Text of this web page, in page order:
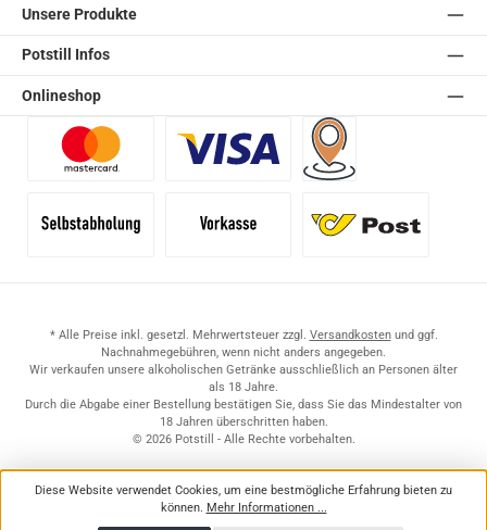
Unsere Produkte
Potstill Infos
Onlineshop
* Alle Preise inkl. gesetzl. Mehrwertsteuer zzgl. Versandkostenund ggf.
Nachnahmegebühren, wenn nicht anders angegeben.
Wir verkaufen unsere alkoholischen Getränke ausschließlich an Personen älter
als 18 Jahre.
Durch die Abgabe einer Bestellung bestätigen Sie, dass Sie das Mindestalter von
18 Jahren überschritten haben.
© 2026 Potstill - Alle Rechte vorbehalten.
Diese Website verwendet Cookies, um eine bestmögliche Erfahrung bieten zu
können. Mehr Informationen ...